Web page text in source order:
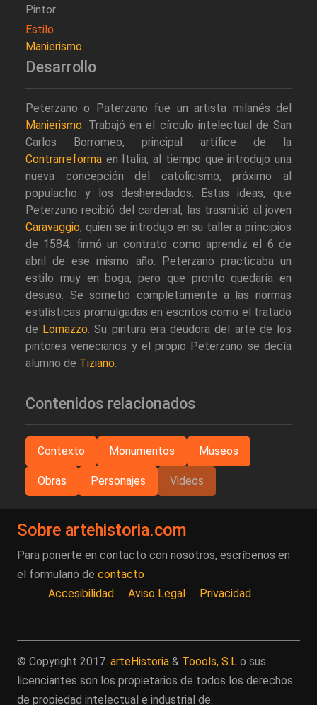
Pintor
Estilo
Manierismo
Desarrollo
Peterzano o Paterzano fue un artista milanés del
Manierismo . Trabajó en el círculo intelectual de San
Carlos Borromeo, principal artífice de la
Contrarreforma en Italia, al tiempo que introdujo una
nueva concepción del catolicismo, próximo al
populacho y los desheredados. Estas ideas, que
Peterzano recibió del cardenal, las trasmitió al joven
Caravaggio, quien se introdujo en su taller a principios
de 1584: firmó un contrato como aprendiz el 6 de
abril de ese mismo año. Peterzano practicaba un
estilo muy en boga, pero que pronto quedaría en
desuso. Se sometió completamente a las normas
estilísticas promulgadas en escritos como el tratado
de Lomazzo . Su pintura era deudora del arte de los
pintores venecianos y el propio Peterzano se decía
alumno de Tiziano
Contenidos relacionados
Contexto Monumentos Museos
Obras Personajes Videos
Sobre artehistoria.com
Para ponerte en contacto con nosotros, escríbenos en
el formulario de contacto
Accesibilidad
Aviso Legal Privacidad
© Copyright 2017. arteHistoria & Toools, S.L o sus
licenciantes son los propietarios de todos los derechos
de propiedad intelectual e industrial de: